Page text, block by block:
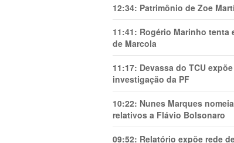
12:34: Patrimônio de Zoe
11:41: Rogério Marinho tenta
de Marcola
11:17: Devassa do TCU
investigação da PF
10:22: Nunes Marques
relativos a Flávio Bolsonaro
09:52: Relatório expõe rede